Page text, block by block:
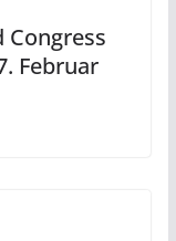
Congress
Februar